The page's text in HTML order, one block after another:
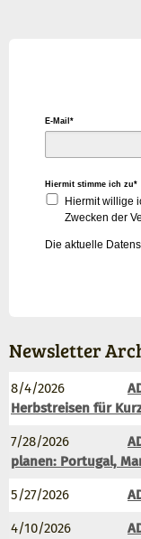
E-Mail*
Hiermit stimme ich zu*
Hiermit willige
Zwecken der
Die aktuelle
Newsletter
8/4/2026
Herbstreisen für
7/28/2026
planen: Portugal,
5/27/2026
4/10/2026